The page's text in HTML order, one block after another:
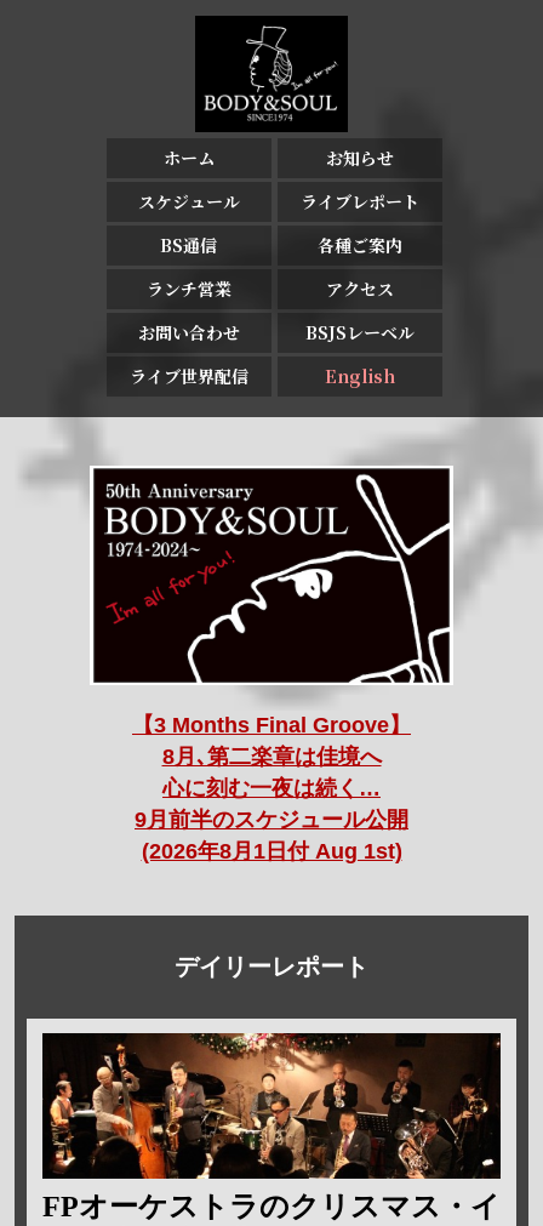
ホーム
お知らせ
スケジュール
ライブレポート
BS通信
各種ご案内
ランチ営業
アクセス
お問い合わせ
BSJSレーベル
ライブ世界配信
English
【3 Months Final Groove】
8月､第二楽章は佳境へ
心に刻む一夜は続く…
9月前半のスケジュール公開
(2026年8月1日付 Aug 1st)
デイリーレポート
FPオーケストラのクリスマス・イ